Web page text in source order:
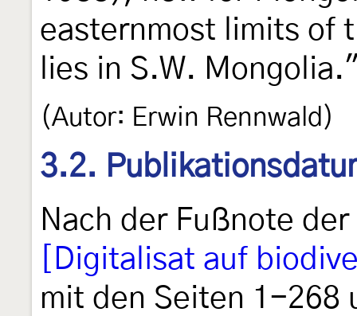
easternmost limits of
lies in S.W.
(Autor: Erwin Rennwald)
3.2.
Nach der Fußnote
[Digitalisat auf
mit den Seiten 1-268